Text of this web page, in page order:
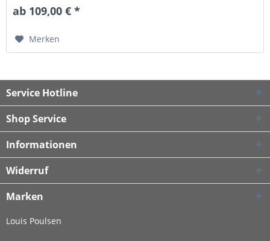
ab 109,00 € *
Merken
Service Hotline
Shop Service
Informationen
Widerruf
Marken
Louis Poulsen